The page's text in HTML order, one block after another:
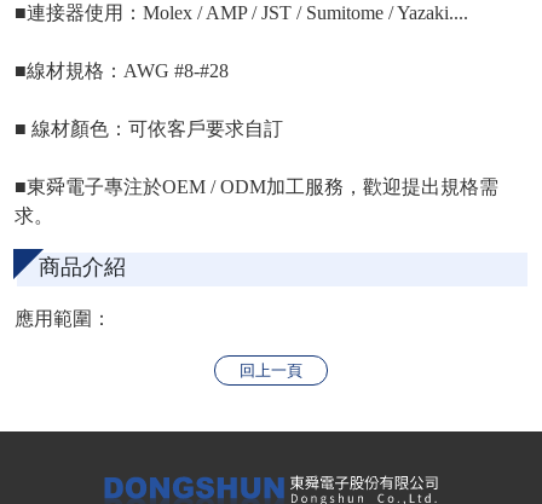
■連接器使用：Molex / AMP / JST / Sumitome / Yazaki....
■線材規格：AWG #8-#28
■ 線材顏色：可依客戶要求自訂
■東舜電子專注於OEM / ODM加工服務，歡迎提出規格需
求。
商品介紹
應用範圍：
回上一頁